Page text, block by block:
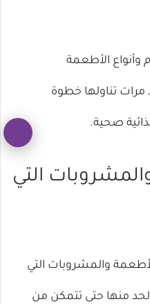
وأنواع الأطعمة
مرات تناولها خطوة
صحية.
التي
والمشروبات التي
الحد منها حتى تتمكن من
زر